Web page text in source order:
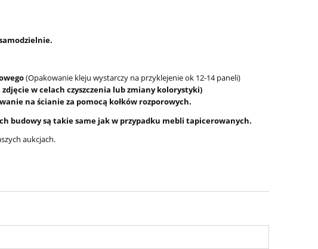
(Opakowanie kleju wystarczy na przyklejenie ok 12-14 paneli)
w celach czyszczenia lub zmiany kolorystyki)
na ścianie za pomocą kołków rozporowych.
budowy są takie same jak w przypadku mebli tapicerowanych.
aukcjach.